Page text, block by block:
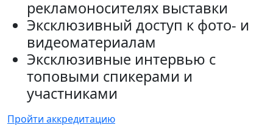
рекламоносителях выставки
Эксклюзивный доступ к фото- и
видеоматериалам
Эксклюзивные интервью с
топовыми спикерами и
участниками
Пройти аккредитацию